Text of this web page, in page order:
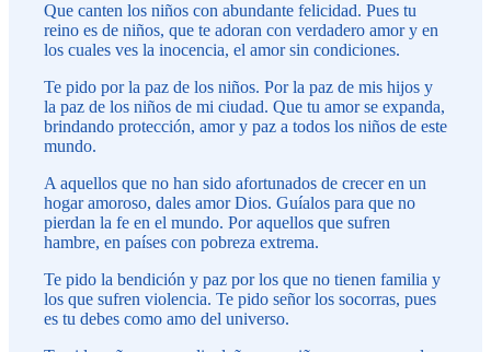
Que canten los niños con abundante felicidad. Pues tu
reino es de niños, que te adoran con verdadero amor y en
los cuales ves la inocencia, el amor sin condiciones.
Te pido por la paz de los niños. Por la paz de mis hijos y
la paz de los niños de mi ciudad. Que tu amor se expanda,
brindando protección, amor y paz a todos los niños de este
mundo.
A aquellos que no han sido afortunados de crecer en un
hogar amoroso, dales amor Dios. Guíalos para que no
pierdan la fe en el mundo. Por aquellos que sufren
hambre, en países con pobreza extrema.
Te pido la bendición y paz por los que no tienen familia y
los que sufren violencia. Te pido señor los socorras, pues
es tu debes como amo del universo.